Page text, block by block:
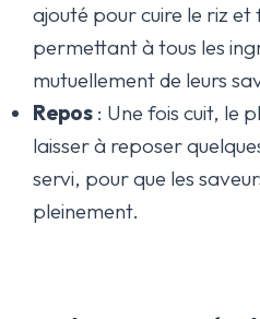
ajouté pour cuire le riz et
permettant à tous les
mutuellement de leurs
Repos : Une fois cuit, le
laisser à reposer
servi, pour que les
pleinement.